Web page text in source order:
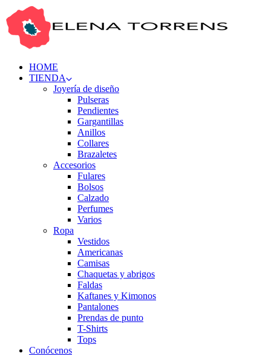
HOME
TIENDA
Joyería de diseño
Pulseras
Pendientes
Gargantillas
Anillos
Collares
Brazaletes
Accesorios
Fulares
Bolsos
Calzado
Perfumes
Varios
Ropa
Vestidos
Americanas
Camisas
Chaquetas y abrigos
Faldas
Kaftanes y Kimonos
Pantalones
Prendas de punto
T-Shirts
Tops
Conócenos